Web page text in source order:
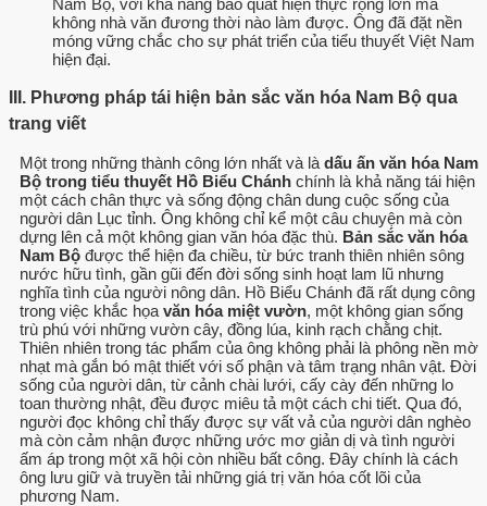
không nhà văn đương thời nào làm được. Ông đã đặt nền
móng vững chắc cho sự phát triển của tiểu thuyết Việt Nam
hiện đại.
III. Phương pháp tái hiện bản sắc văn hóa Nam Bộ qua
trang viết
Một trong những thành công lớn nhất và là dấu ấn văn hóa Nam
Bộ trong tiểu thuyết Hồ Biểu Chánh chính là khả năng tái hiện
một cách chân thực và sống động chân dung cuộc sống của
người dân Lục tỉnh. Ông không chỉ kể một câu chuyện mà còn
dựng lên cả một không gian văn hóa đặc thù. Bản sắc văn hóa
Nam Bộ được thể hiện đa chiều, từ bức tranh thiên nhiên sông
nước hữu tình, gần gũi đến đời sống sinh hoạt lam lũ nhưng
nghĩa tình của người nông dân. Hồ Biểu Chánh đã rất dụng công
trong việc khắc họa văn hóa miệt vườn, một không gian sống
trù phú với những vườn cây, đồng lúa, kinh rạch chằng chịt.
Thiên nhiên trong tác phẩm của ông không phải là phông nền mờ
nhạt mà gắn bó mật thiết với số phận và tâm trạng nhân vật. Đời
sống của người dân, từ cảnh chài lưới, cấy cày đến những lo
toan thường nhật, đều được miêu tả một cách chi tiết. Qua đó,
người đọc không chỉ thấy được sự vất vả của người dân nghèo
mà còn cảm nhận được những ước mơ giản dị và tình người
ấm áp trong một xã hội còn nhiều bất công. Đây chính là cách
ông lưu giữ và truyền tải những giá trị văn hóa cốt lõi của
phương Nam.